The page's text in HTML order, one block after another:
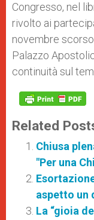
Congresso, nel
rivolto ai
novembre
Palazzo
continuità sul
Related
Chiusa
"Per una
aspetto un
La “gioia